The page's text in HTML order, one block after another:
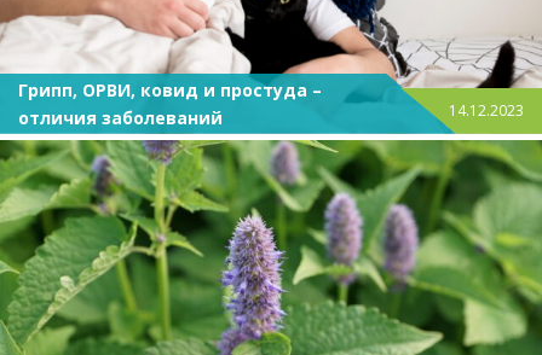
Грипп, ОРВИ, ковид и простуда –
отличия заболеваний
14.12.2023